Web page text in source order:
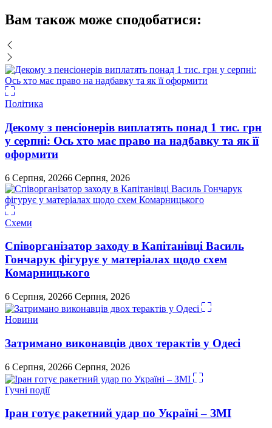
Вам також може сподобатися:
Політика
Декому з пенсіонерів виплатять понад 1 тис. грн
у серпні: Ось хто має право на надбавку та як її
оформити
6 Серпня, 20266 Серпня, 2026
Схеми
Співорганізатор заходу в Капітанівці Василь
Гончарук фігурує у матеріалах щодо схем
Комарницького
6 Серпня, 20266 Серпня, 2026
Новини
Затримано виконавців двох терактів у Одесі
6 Серпня, 20266 Серпня, 2026
Гучні події
Іран готує ракетний удар по Україні – ЗМІ